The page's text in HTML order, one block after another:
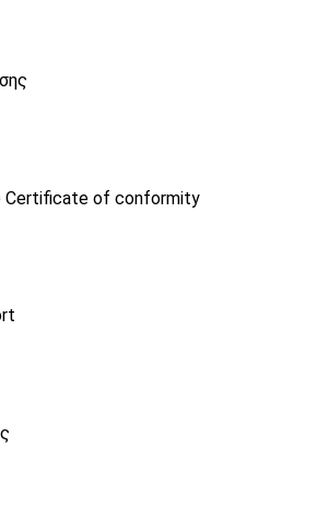
Certificate of conformity